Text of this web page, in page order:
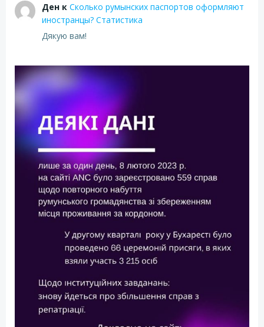
Денк Сколько румынских паспортов оформляют
иностранцы? Статистика
Дякую вам!